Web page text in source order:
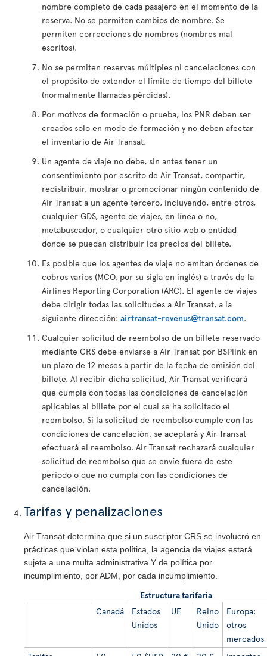
nombre completo de cada pasajero en el momento de la
reserva. No se permiten cambios de nombre. Se
permiten correcciones de nombres (nombres mal
escritos).
No se permiten reservas múltiples ni cancelaciones con
el propósito de extender el límite de tiempo del billete
(normalmente llamadas pérdidas).
Por motivos de formación o prueba, los PNR deben ser
creados solo en modo de formación y no deben afectar
el inventario de Air Transat.
Un agente de viaje no debe, sin antes tener un
consentimiento por escrito de Air Transat, compartir,
redistribuir, mostrar o promocionar ningún contenido de
Air Transat a un agente tercero, incluyendo, entre otros,
cualquier GDS, agente de viajes, en línea o no,
metabuscador, o cualquier otro sitio web o entidad
donde se puedan distribuir los precios del billete.
Es posible que los agentes de viaje no emitan órdenes de
cobros varios (MCO, por su sigla en inglés) a través de la
Airlines Reporting Corporation (ARC). El agente de viajes
debe dirigir todas las solicitudes a Air Transat, a la
siguiente dirección: airtransat-revenus@transat.com.
Cualquier solicitud de reembolso de un billete reservado
mediante CRS debe enviarse a Air Transat por BSPlink en
un plazo de 12 meses a partir de la fecha de emisión del
billete. Al recibir dicha solicitud, Air Transat verificará
que cumpla con todas las condiciones de cancelación
aplicables al billete por el cual se ha solicitado el
reembolso. Si la solicitud de reembolso cumple con las
condiciones de cancelación, se aceptará y Air Transat
efectuará el reembolso. Air Transat rechazará cualquier
solicitud de reembolso que se envíe fuera de este
periodo o que no cumpla con las condiciones de
cancelación.
Tarifas y penalizaciones
Air Transat determina que si un suscriptor CRS se involucró en
prácticas que violan esta política, la agencia de viajes estará
sujeta a una multa administrativa Y de política por
incumplimiento, por ADM, por cada incumplimiento.
Estructura tarifaria
Canadá
Estados
Unidos
UE
Reino
Unido
Europa:
otros
mercados